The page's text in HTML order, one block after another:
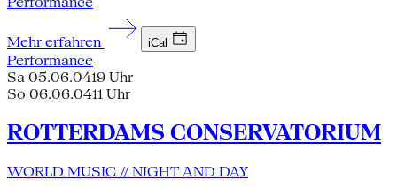
Mehr erfahren iCal
Performance
Sa 05.06.0419 Uhr
So 06.06.0411 Uhr
ROTTERDAMS CONSERVATORIUM
WORLD MUSIC // NIGHT AND DAY